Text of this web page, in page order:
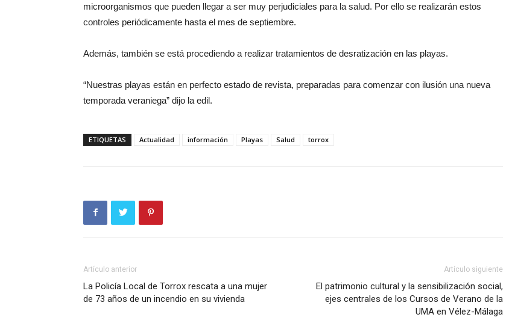
microorganismos que pueden llegar a ser muy perjudiciales para la salud. Por ello se realizarán estos
controles periódicamente hasta el mes de septiembre.
Además, también se está procediendo a realizar tratamientos de desratización en las playas.
“Nuestras playas están en perfecto estado de revista, preparadas para comenzar con ilusión una nueva
temporada veraniega” dijo la edil.
ETIQUETAS Actualidad información Playas Salud torrox
Artículo anterior
La Policía Local de Torrox rescata a una mujer
de 73 años de un incendio en su vivienda
Artículo siguiente
El patrimonio cultural y la sensibilización social,
ejes centrales de los Cursos de Verano de la
UMA en Vélez-Málaga